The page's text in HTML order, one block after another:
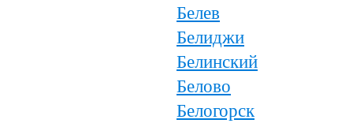
Белев
Белиджи
Белинский
Белово
Белогорск